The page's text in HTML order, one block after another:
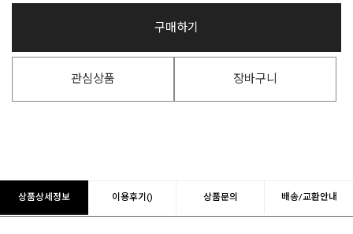
구매하기
관심상품 장바구니
상품상세정보 이용후기() 상품문의 배송/교환안내